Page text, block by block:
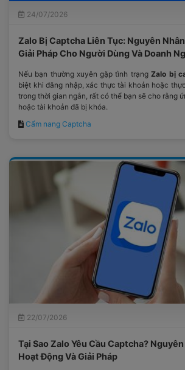
24/07/2026
Zalo Bị Captcha Liên Tục: Nguyên
Giải Pháp Cho Người Dùng Và Doanh
Nếu bạn thường xuyên gặp tình trạng Zalo bị
biệt khi đăng nhập, xác thực tài khoản hoặc
trong thời gian ngắn, rất có thể bạn sẽ cho rằng
hoặc tài khoản đã bị khóa.
Cẩm nang Captcha
22/07/2026
Tại Sao Zalo Yêu Cầu Captcha?
Hoạt Động Và Giải Pháp